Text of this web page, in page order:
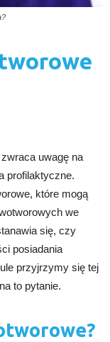
uwagę na
profilaktyczne.
które mogą
we
się, czy
posiadania
przyjrzymy się tej
to pytanie.